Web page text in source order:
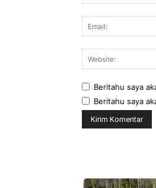
Beritahu saya
Beritahu saya